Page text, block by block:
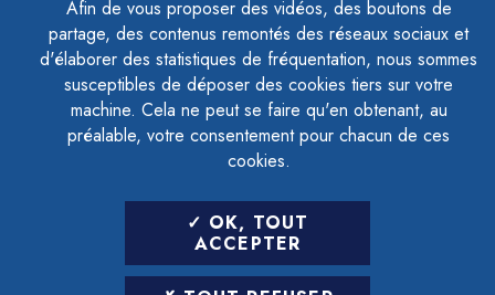
Afin de vous proposer des vidéos, des boutons de
partage, des contenus remontés des réseaux sociaux et
d'élaborer des statistiques de fréquentation, nous sommes
susceptibles de déposer des cookies tiers sur votre
machine. Cela ne peut se faire qu'en obtenant, au
préalable, votre consentement pour chacun de ces
cookies.
OK, TOUT
ACCEPTER
ACCESSIBILITÉ - PARTIELLEMENT CONFORME
PLAN DU SITE
MENTIONS LÉGALES
CONTACTER LE DÉLÉGUÉ À LA PROTECTION DES DONNÉES
GESTION DES COOKIES
LETTRE D'INFORMATION
SAISIR VOTRE ADRESSE E-MAIL
POUR VOUS INSCRIRE :